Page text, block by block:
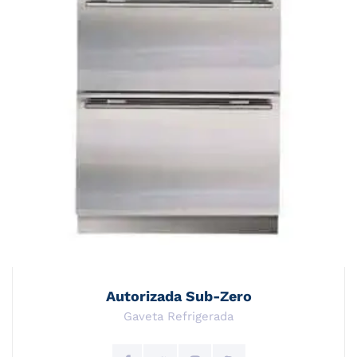
Autorizada Sub-Zero
Gaveta Refrigerada